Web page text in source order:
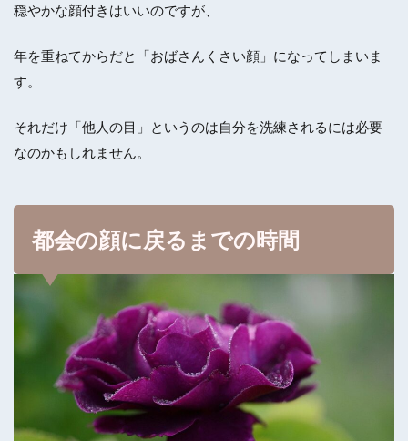
穏やかな顔付きはいいのですが、
年を重ねてからだと「おばさんくさい顔」になってしまいま
す。
それだけ「他人の目」というのは自分を洗練されるには必要
なのかもしれません。
都会の顔に戻るまでの時間